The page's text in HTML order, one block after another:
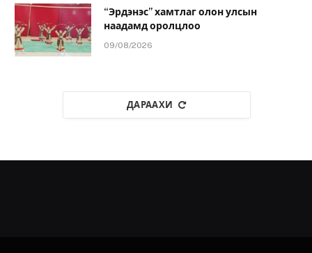
“Эрдэнэс” хамтлаг олон улсын
наадамд оролцлоо
09/08/2026
ДАРААХИ